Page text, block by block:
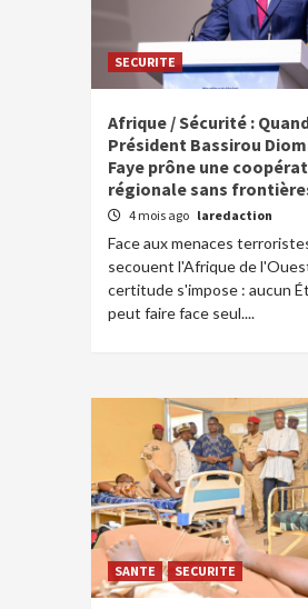
SECURITE
Afrique / Sécurité :
Président Bassirou
Faye prône une
régionale sans
4 mois ago laredaction
Face aux menaces
secouent l'Afrique de
certitude s'impose : aucun
peut faire face seul....
SANTE SECURITE